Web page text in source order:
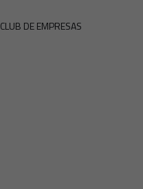
CLUB DE EMPRESAS